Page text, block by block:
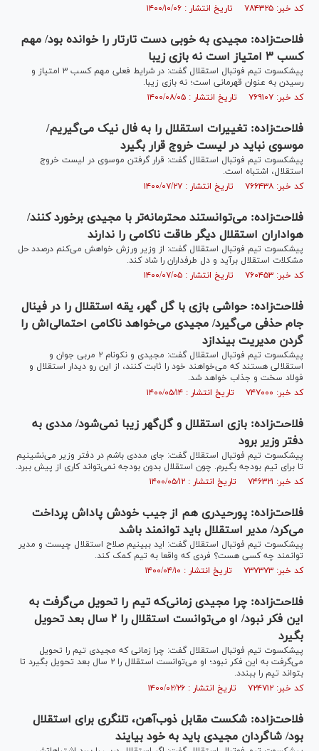
کد خبر: ۷۸۴۳۲۵ تاریخ انتشار : ۱۴۰۰/۱۰/۰۶
فلاحت‌زاده: مجیدی به خوبی دست تارتار را خوانده بود/ مهم
کسب ۳ امتیاز است نه بازی زیبا
پیشکسوت تیم فوتبال استقلال گفت: در شرایط فعلی مهم کسب ۳ امتیاز و
رسیدن به عنوان قهرمانی است؛ نه بازی زیبا.
کد خبر: ۷۶۹۱۰۷ تاریخ انتشار : ۱۴۰۰/۰۸/۰۵
فلاحت‌زاده: تغییرات استقلال را به فال نیک می‌گیریم/
موسوی نباید در لیست خروج قرار بگیرد
پیشکسوت تیم فوتبال استقلال گفت: قرار گرفتن موسوی در لیست خروج
استقلال، اشتباه است.
کد خبر: ۷۶۶۴۳۸ تاریخ انتشار : ۱۴۰۰/۰۷/۲۷
فلاحت‌زاده: می‌توانستند محترمانه‌تر با مجیدی برخورد کنند/
هواداران استقلال دیگر طاقت ناکامی را ندارند
پیشکسوت تیم فوتبال استقلال گفت: از وزیر ورزش خواهش می‌کنم درصدد حل
مشکلات استقلال برآید و دل طرفداران را شاد کند.
کد خبر: ۷۶۰۴۵۳ تاریخ انتشار : ۱۴۰۰/۰۷/۰۵
فلاحت‌زاده: حواشی بازی با گل گهر، یقه استقلال را در فینال
جام حذفی می‌گیرد/ مجیدی می‌خواهد ناکامی احتمالی‌اش را
گردن مدیریت بیندازد
پیشکسوت تیم فوتبال استقلال گفت: مجیدی و نکونام ۲ مربی جوان و
استقلالی هستند که می‌خواهند خود را ثابت کنند، از این رو دیدار استقلال و
فولاد سخت و جذاب خواهد شد.
کد خبر: ۷۴۷۰۰۰ تاریخ انتشار : ۱۴۰۰/۰۵/۱۴
فلاحت‌زاده: بازی استقلال و گل‌گهر زیبا نمی‌شود/ مددی به
دفتر وزیر برود
پیشکسوت تیم فوتبال استقلال گفت: جای مددی باشم در دفتر وزیر می‌نشینیم
تا برای تیم بودجه بگیرم. چون استقلال بدون بودجه نمی‌تواند کاری از پیش ببرد.
کد خبر: ۷۴۶۳۲۱ تاریخ انتشار : ۱۴۰۰/۰۵/۱۲
فلاحت‌زاده: پورحیدری هم از جیب خودش پاداش پرداخت
می‌کرد/ مدیر استقلال باید توانمند باشد
پیشکسوت تیم فوتبال استقلال گفت: اید ببینیم صلاح استقلال چیست و مدیر
توانمند چه کسی هست؟ فردی که واقعا به تیم کمک کند.
کد خبر: ۷۳۷۳۷۳ تاریخ انتشار : ۱۴۰۰/۰۴/۱۰
فلاحت‌زاده: چرا مجیدی زمانی‌که تیم را تحویل می‌گرفت به
این فکر نبود/ او می‌توانست استقلال را ۲ سال بعد تحویل
بگیرد
پیشکسوت تیم فوتبال استقلال گفت: چرا زمانی که مجیدی تیم را تحویل
می‌گرفت به این فکر نبود؛ او می‌توانست استقلال را ۲ سال بعد تحویل بگیرد تا
بتواند تیم را ببندد.
کد خبر: ۷۲۴۷۱۲ تاریخ انتشار : ۱۴۰۰/۰۲/۲۶
فلاحت‌زاده: شکست مقابل ذوب‌آهن، تلنگری برای استقلال
بود/ شاگردان مجیدی باید به خود بیایند